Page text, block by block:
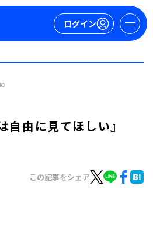
ログイン
自由に見てほしい』
この記事をシェア